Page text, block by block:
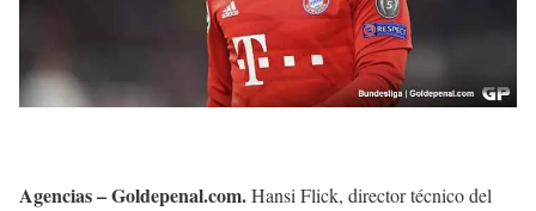
Agencias – Goldepenal.com.Hansi Flick, director técnico del